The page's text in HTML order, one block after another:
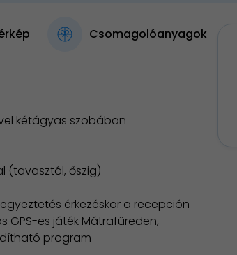
Csomagolóanyagok
kétágyas szobában
(tavasztól, őszig)
érkezéskor a recepción
es játék Mátrafüreden,
program